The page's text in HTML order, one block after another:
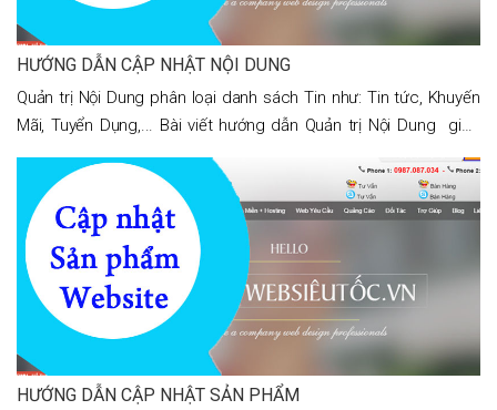
HƯỚNG DẪN CẬP NHẬT NỘI DUNG
Quản trị Nội Dung phân loại danh sách Tin như: Tin tức, Khuyến
Mãi, Tuyển Dụng,... Bài viết hướng dẫn Quản trị Nội Dung giúp
người dùng dễ dàng đăng tin và xemTrong phần Tin tức có 2 nội
dung
HƯỚNG DẪN CẬP NHẬT SẢN PHẨM